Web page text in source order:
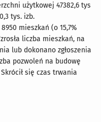
użytkowej 47382,6 tys
tys. izb.
mieszkań (o 15,7%
liczba mieszkań, na
lub dokonano zgłoszenia
pozwoleń na budowę
się czas trwania